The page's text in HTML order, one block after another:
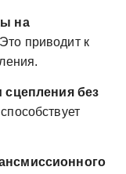
на
Это приводит к
сцепления без